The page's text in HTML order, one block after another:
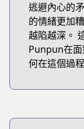
逃避內心的
的情緒更加
越陷越深。
Punpun在面
何在這個過